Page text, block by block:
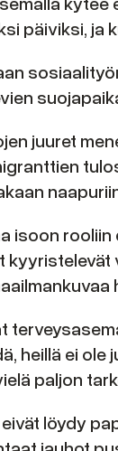
päiviksi, ja
juuret
isoon
heillä ei
paljon
löydy